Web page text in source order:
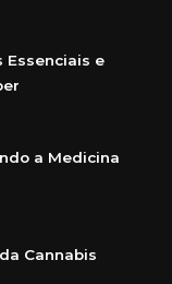
Essenciais e
a Medicina
Cannabis